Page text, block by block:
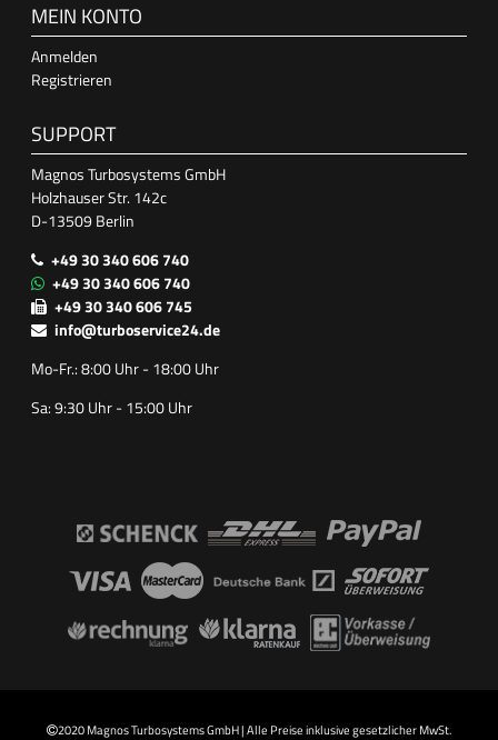
MEIN KONTO
Anmelden
Registrieren
SUPPORT
Magnos Turbosystems GmbH
Holzhauser Str. 142c
D-13509 Berlin
+49 30 340 606 740
+49 30 340 606 740
+49 30 340 606 745
info@turboservice24.de
Mo-Fr.: 8:00 Uhr - 18:00 Uhr
Sa: 9:30 Uhr - 15:00 Uhr
2020 Magnos Turbosystems GmbH | Alle Preise inklusive gesetzlicher MwSt.